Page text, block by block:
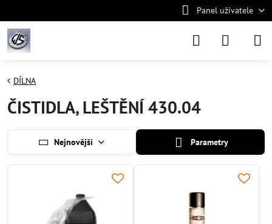
Panel uživatele
DÍLNA
ČISTIDLA, LEŠTĚNÍ 430.04
Nejnovější Parametry